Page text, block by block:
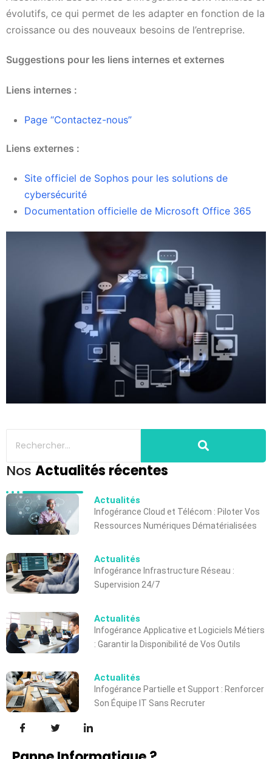
évolutifs, ce qui permet de les adapter en fonction de la
croissance ou des nouveaux besoins de l’entreprise.
Suggestions pour les liens internes et externes
Liens internes :
Page “Contactez-nous”
Liens externes :
Site officiel de Sophos pour les solutions de
cybersécurité
Documentation officielle de Microsoft Office 365
Nos Actualités récentes
Actualités
Infogérance Cloud et Télécom : Piloter Vos
Ressources Numériques Dématérialisées
Actualités
Infogérance Infrastructure Réseau :
Supervision 24/7
Actualités
Infogérance Applicative et Logiciels Métiers
: Garantir la Disponibilité de Vos Outils
Actualités
Infogérance Partielle et Support : Renforcer
Son Équipe IT Sans Recruter